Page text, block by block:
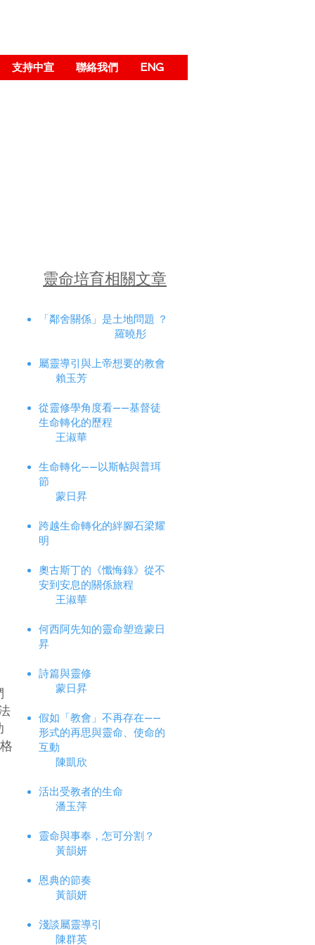
支持中宣 聯絡我們 ENG
靈命培育相關文章
「鄰舍關係」是土地問題 ？
羅曉彤
屬靈導引與上帝想要的教會
賴玉芳
從靈修學角度看——基督徒
生命轉化的歷程
王淑華
生命轉化——以斯帖與普珥
節
蒙日昇
跨越生命轉化的絆腳石梁耀
明
奧古斯丁的《懺悔錄》從不
安到安息的關係旅程
王淑華
何西阿先知的靈命塑造蒙日
昇
詩篇與靈修
蒙日昇
假如「教會」不再存在——
形式的再思與靈命、使命的
互動
陳凱欣
活出受教者的生命
潘玉萍
靈命與事奉，怎可分割？
黃韻妍
恩典的節奏
黃韻妍
淺談屬靈導引
陳群英